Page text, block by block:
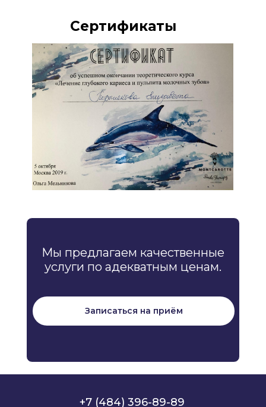
Сертификаты
Мы предлагаем качественные
услуги по адекватным ценам.
Записаться на приём
+7 (484) 396-89-89